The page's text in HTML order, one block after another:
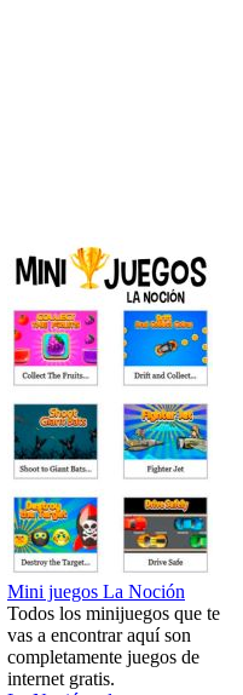
Mini juegos La Noción
Todos los minijuegos que te
vas a encontrar aquí son
completamente juegos de
internet gratis.